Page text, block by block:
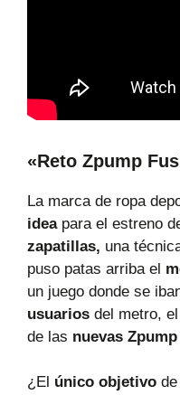
«Reto Zpump
La marca de ropa
ideapara el estreno
zapatillas, una
puso patas arriba el
un juego donde se
usuarios del metro, el
de las nuevas
¿El único objetivo